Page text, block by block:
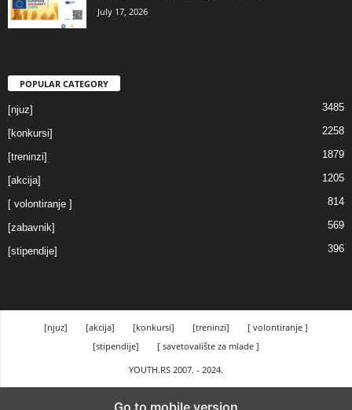
July 17, 2026
POPULAR CATEGORY
[njuz] 3485
[konkursi] 2258
[treninzi] 1879
[akcija] 1205
[ volontiranje ] 814
[zabavnik] 569
[stipendije] 396
[njuz] [akcija] [konkursi] [treninzi]
[ volontiranje ]
[stipendije]
[ savetovalište za mlade ]
YOUTH.RS 2007. - 2024.